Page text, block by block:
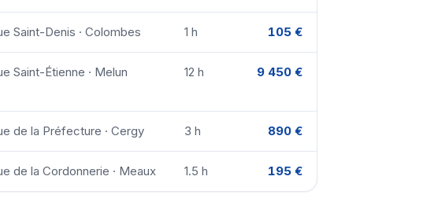
Saint-Denis · Colombes 1 h 105 €
Saint-Étienne · Melun 12 h 9 450 €
de la Préfecture · Cergy 3 h 890 €
de la Cordonnerie · Meaux 1.5 h 195 €